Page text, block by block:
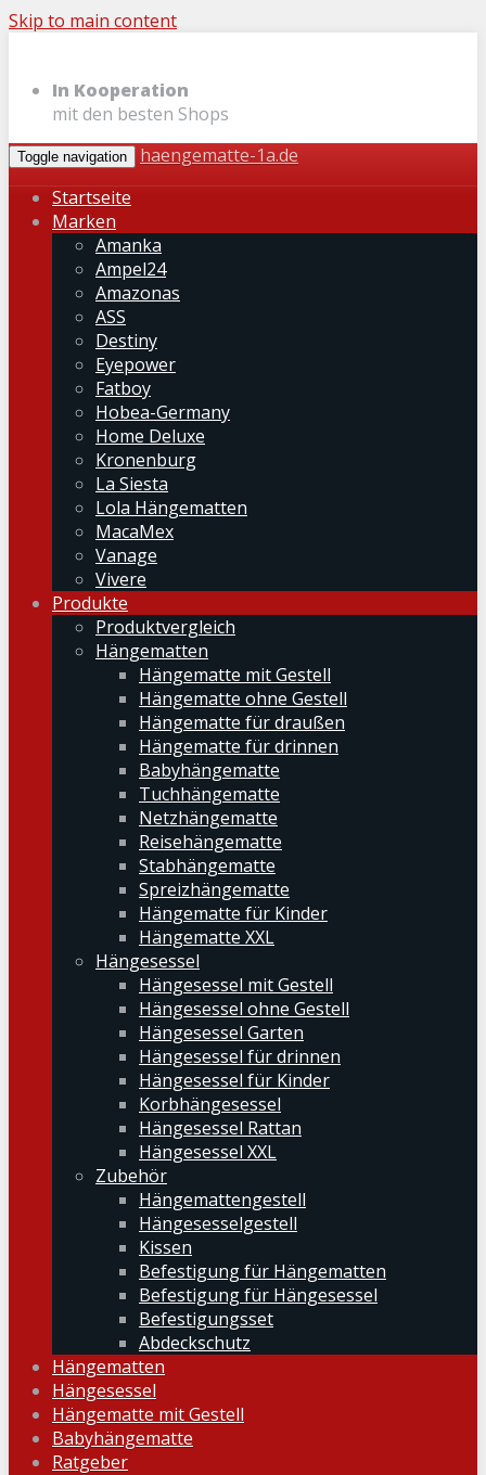
Skip to main content
In Kooperation
mit den besten Shops
Toggle navigation
haengematte-1a.de
Startseite
Marken
Amanka
Ampel24
Amazonas
ASS
Destiny
Eyepower
Fatboy
Hobea-Germany
Home Deluxe
Kronenburg
La Siesta
Lola Hängematten
MacaMex
Vanage
Vivere
Produkte
Produktvergleich
Hängematten
Hängematte mit Gestell
Hängematte ohne Gestell
Hängematte für draußen
Hängematte für drinnen
Babyhängematte
Tuchhängematte
Netzhängematte
Reisehängematte
Stabhängematte
Spreizhängematte
Hängematte für Kinder
Hängematte XXL
Hängesessel
Hängesessel mit Gestell
Hängesessel ohne Gestell
Hängesessel Garten
Hängesessel für drinnen
Hängesessel für Kinder
Korbhängesessel
Hängesessel Rattan
Hängesessel XXL
Zubehör
Hängemattengestell
Hängesesselgestell
Kissen
Befestigung für Hängematten
Befestigung für Hängesessel
Befestigungsset
Abdeckschutz
Hängematten
Hängesessel
Hängematte mit Gestell
Babyhängematte
Ratgeber